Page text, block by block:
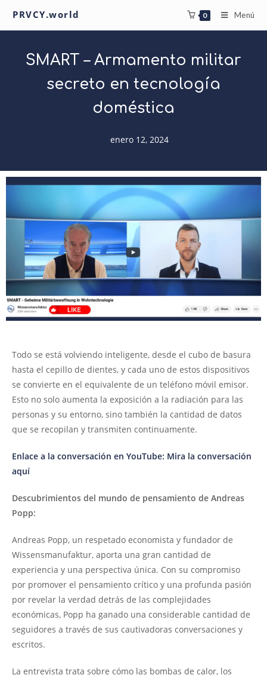
PRVCY.world 0 Menú
SMART – Armamento militar
secreto en tecnología
doméstica
enero 12, 2024
Todo se está volviendo inteligente, desde el cubo de basura
hasta el cepillo de dientes, y cada uno de estos dispositivos
se convierte en el equivalente de un teléfono móvil emisor.
Esto no solo aumenta la exposición a la radiación para las
personas y su entorno, sino también la cantidad de datos
que se recopilan y transmiten continuamente.
Enlace a la conversación en YouTube: Mira la conversación
aquí
Descubrimientos del mundo de pensamiento de Andreas
Popp:
Andreas Popp, un respetado economista y fundador de
Wissensmanufaktur, aporta una gran cantidad de
experiencia y una perspectiva única. Con su compromiso
por promover el pensamiento crítico y una profunda pasión
por revelar la verdad detrás de las complejidades
económicas, Popp ha ganado una considerable cantidad de
seguidores a través de sus cautivadoras conversaciones y
escritos.
La entrevista trata sobre cómo las bombas de calor, los